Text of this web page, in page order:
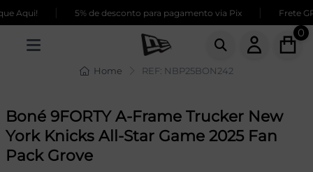
Aqui! 5% de desconto para pagamento via Pix Frete
0
Home REF: NBP25BON242
Boné 9FORTY A-Frame Trucker New
York Knicks All-Star Game 2025 Fan
Pack Grove